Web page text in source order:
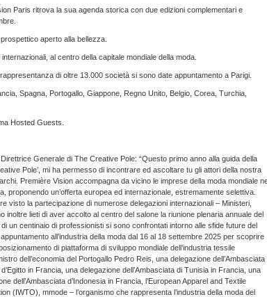
Paris ritrova la sua agenda storica con due edizioni complementari e
aperto alla bellezza.
al centro della capitale mondiale della moda.
di oltre 13.000 società si sono date appuntamento a Parigi.
Spagna, Portogallo, Giappone, Regno Unito, Belgio, Corea, Turchia,
Hosted Guests.
Generale di The Creative Pole: “Questo primo anno alla guida della
Pole’, mi ha permesso di incontrare ed ascoltare tu gli attori della nostra
Première Vision accompagna da vicino le imprese della moda mondiale
un’offerta europea ed internazionale, estremamente selettiva.
visto la partecipazione di numerose delegazioni internazionali – Ministeri,
lieti di aver accolto al centro del salone la riunione plenaria annuale del
un centinaio di professionisti si sono confrontati intorno alle sfide future del
all’industria della moda dal 16 al 18 settembre 2025 per scoprire
di piattaforma di sviluppo mondiale dell’industria tessile
dell’economia del Portogallo Pedro Reis, una delegazione dell’Ambasciata
in Francia, una delegazione dell’Ambasciata di Tunisia in Francia, una
dell’Ambasciata d’Indonesia in Francia, l’European Apparel and Textile
(IWTO), mmode – l’organismo che rappresenta l’industria della moda del